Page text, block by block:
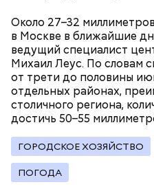
Около 27–32
в Москве в ближайшие
ведущий специалист
Михаил Леус. По словам
от трети до половины
отдельных районах,
столичного региона,
достичь 50–55
ГОРОДСКОЕ ХОЗЯЙСТВО
ПОГОДА